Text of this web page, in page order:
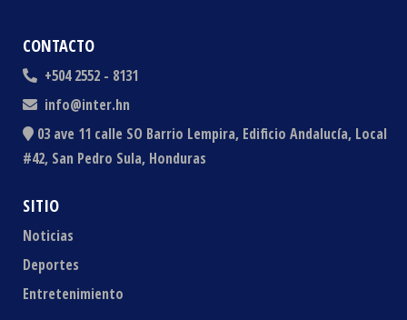
CONTACTO
+504 2552 - 8131
info@inter.hn
03 ave 11 calle SO Barrio Lempira, Edificio Andalucía, Local
#42, San Pedro Sula, Honduras
SITIO
Noticias
Deportes
Entretenimiento